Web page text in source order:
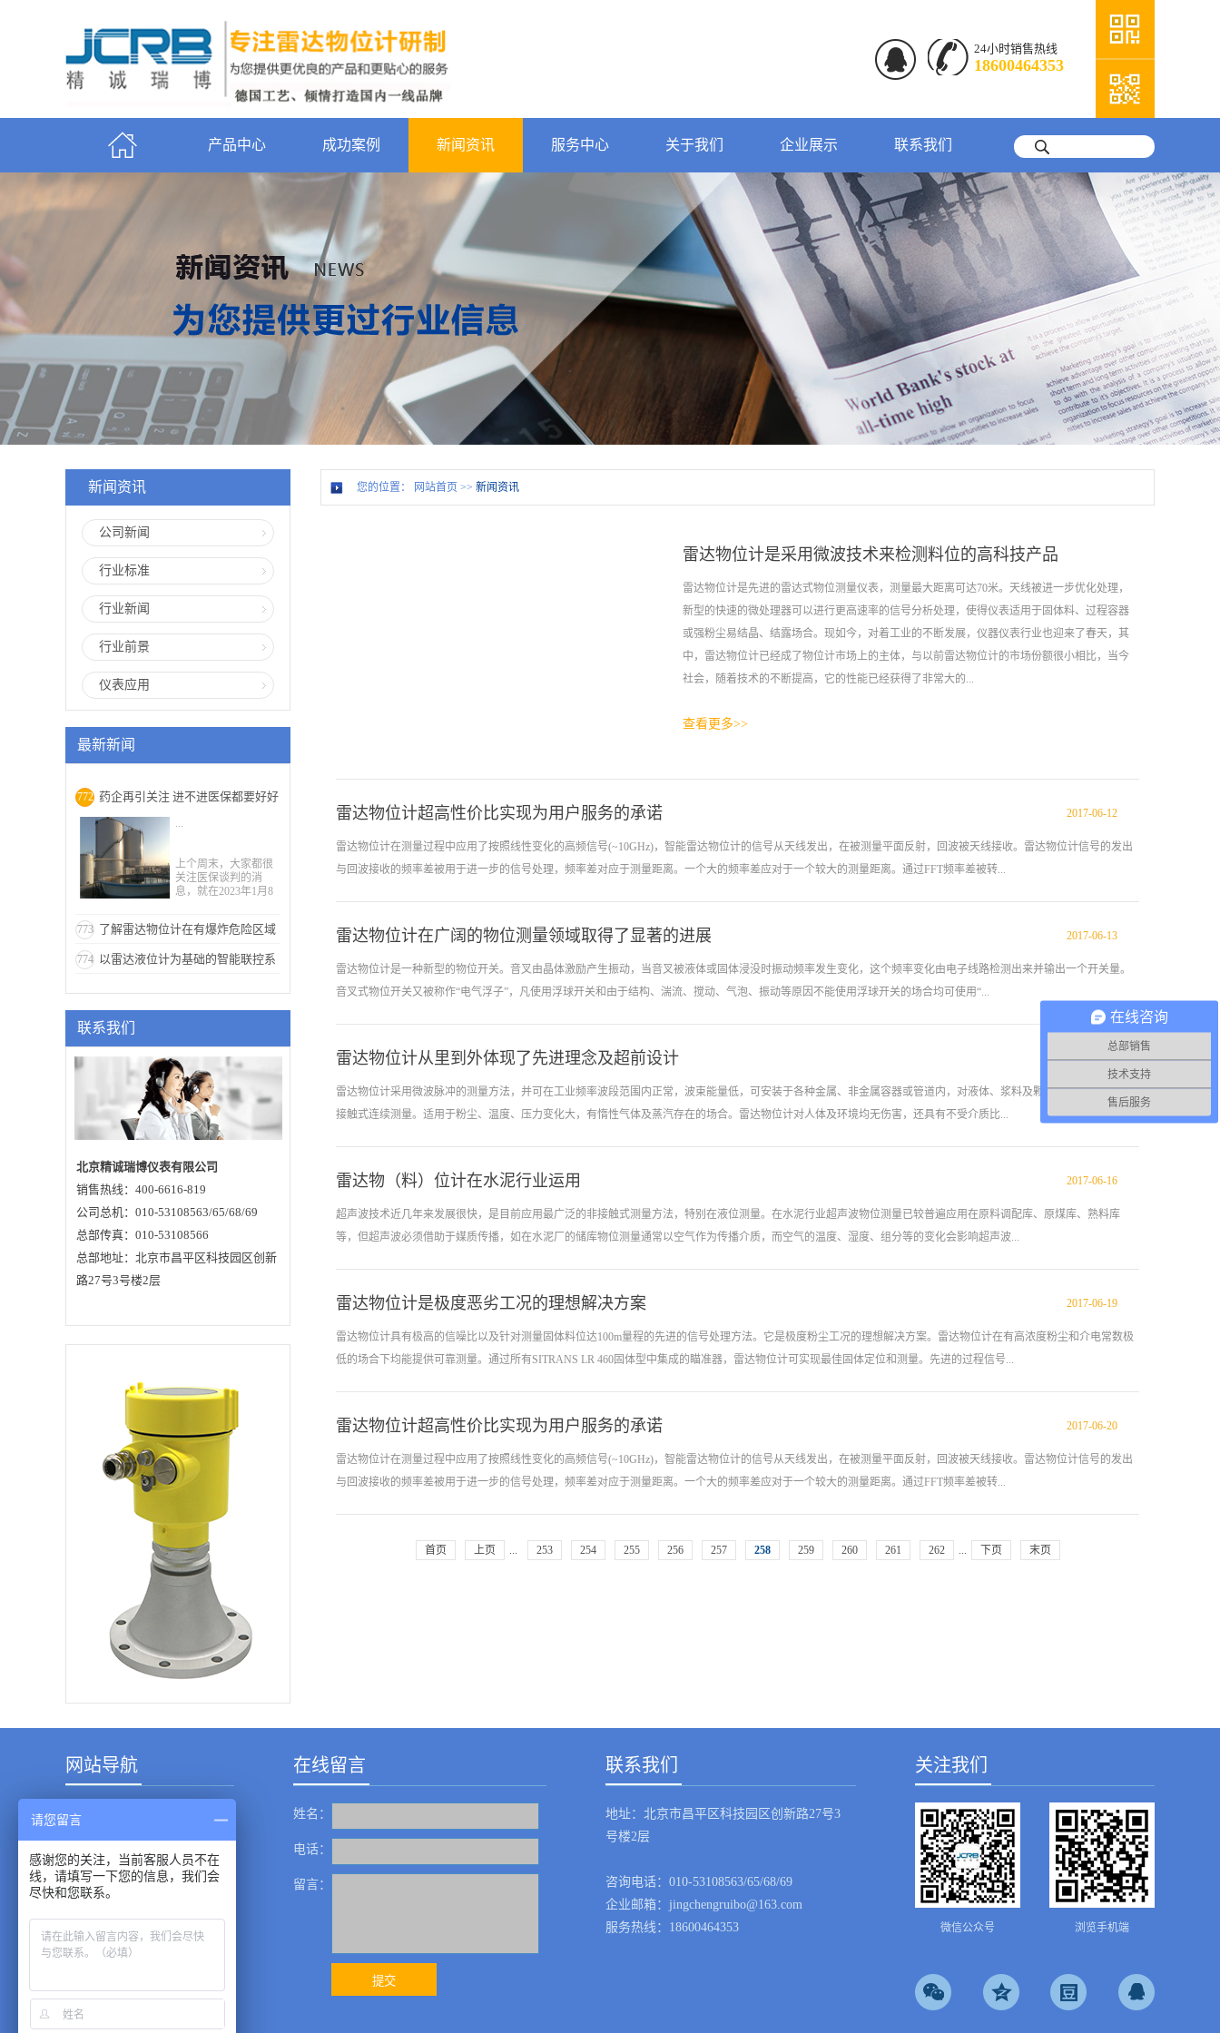
24小时销售热线
18600464353
产品中心 成功案例 新闻资讯 服务中心 关于我们 企业展示 联系我们
新闻资讯
公司新闻
行业标准
行业新闻
行业前景
仪表应用
最新新闻
772 药企再引关注 进不进医保都要好好
干环保 ...
上个周末，大家都很
关注医保谈判的消
息，就在2023年1月8
肺排毒颗粒谈判成
市场期待的新冠口服
来看，还是个好消
备受关注，站在强聚
光灯下的环保企业
们，几乎每一个细节
都会被放大。创新能
力，利润率，发展前
景，研发方向，产品
安全保障，产能，企
等等，当然还有药企
应该都知道，尤其是
一度成为制药企业发
展的最大拦路石。21
发展态势迅猛，利润
是最不差钱的那种。
近年来，我国抢抓环
标提出以来，更是在
全力压榨国内工业生
产的“清洁转型”潜
力，制药工业重要构
成部分——化学原料
药更是被打了“重点”
标的，可以说全产业
承压。过不了环保这
是空谈。来自中国药
品风险预警平台提供
的数据，2013年起，
制药企业被环保部门
行政处罚的次数飙
升，2017年基本达到
了峰值，然后有了下
降趋势，但截至2021
年上半年，情势仍没
有根本好转。在这之
中，全国原料药和制
773 了解雷达物位计在有爆炸危险区域
中的安装和接线要点
774 以雷达液位计为基础的智能联控系
联系我们
北京精诚瑞博仪表有限公司
销售热线：400-6616-819
公司总机：010-53108563/65/68/69
总部传真：010-53108566
总部地址：北京市昌平区科技园区创新
路27号3号楼2层
您的位置： 网站首页 >> 新闻资讯
雷达物位计是采用微波技术来检测料位的高科技产品
雷达物位计是先进的雷达式物位测量仪表，测量最大距离可达70米。天线被进一步优化处理，
新型的快速的微处理器可以进行更高速率的信号分析处理，使得仪表适用于固体料、过程容器
或强粉尘易结晶、结露场合。现如今，对着工业的不断发展，仪器仪表行业也迎来了春天，其
中，雷达物位计已经成了物位计市场上的主体，与以前雷达物位计的市场份额很小相比，当今
社会，随着技术的不断提高，它的性能已经获得了非常大的...
(FFT)技术。喇叭口雷达物位计采用连续式乍动测量，能测量液体、固体(块状、粉状)料位，具
有测距远(35米)、精度高等特点。 二、雷达物位计广泛应用： 雷达物位计具有低维
护，高性能、高精度、高可靠性，使用寿命长等优点。在与电容，重锤等接触式仪表相比较，
气体、高温、高压、蒸汽、真空及高粉尘等恶劣环境的要求。雷达物位计适用于高温(350℃)、
高压、真空、蒸汽、高粉尘及挥发性气体等恶劣环境。可对不同料位进行连续测量。该仪器主
查看更多>>
雷达物位计超高性价比实现为用户服务的承诺
雷达物位计在测量过程中应用了按照线性变化的高频信号(~10GHz)，智能雷达物位计的信号从天线发出，在被测量平面反射，回波被天线接收。雷达物位计信号的发出
与回波接收的频率差被用于进一步的信号处理，频率差对应于测量距离。一个大的频率差应对于一个较大的测量距离。通过FFT频率差被转...
化为频谱差，进而换算出测量距离。物位与测量距离的差别取决于空罐的高度。即使工况比较复杂的情况下，存在虚假回波，雷达物位计用最新的微处理技术和调试软
件也可以准确的分析出物位的回波。输入天线接收反射的微波脉冲并将其传输给电子线路，微处理器对此信号进行处理，识别出微脉冲在物料表面所产生的回波。正确
的回波信号识别由智能软件完成，精度可达到毫米级。 一、雷达物位计最大亮点： 1、探头密封件选用超软异型非标金属片：许多蒸汽流量计是探头密封不
严，造成漏水而报废的，因为一般厂家都不具备高温密封测试条件。 2、专为过热蒸汽设计超高温探头，耐温达450℃：雷达物位计选用进口高温材料和巧妙结构进
行特殊工艺封装，成为国内封装技术较领先的少数厂家之一 3、探头采用四片晶体封装结构，抗震性明显增强：一般厂家只封装两片晶体，而另外两片主要是防震作
用。 4、传感器的发生体是模注而成，批量生产，成本低：不锈钢的金加工难度大，没有一定批量，成本较高，而且外观不美。 ...
2017-06-12
雷达物位计在广阔的物位测量领域取得了显著的进展
雷达物位计是一种新型的物位开关。音叉由晶体激励产生振动，当音叉被液体或固体浸没时振动频率发生变化，这个频率变化由电子线路检测出来并输出一个开关量。
音叉式物位开关又被称作“电气浮子”，凡使用浮球开关和由于结构、湍流、搅动、气泡、振动等原因不能使用浮球开关的场合均可使用“...
电气浮子”。由于该物位开关无活动部件，因此雷达物位计无需维护和调整，是浮球开关的升级换代产品。 雷达物位计与很多传统的测量仪器仪表有着明显的区别，
其中雷达测量装置是具有非常高的精度，雷达物位计是可以适应各种非常恶劣的环境进行精确的测量工作，在测量的时候是不会依赖过度的密度，压力和温度等各种环
境的影响。正是因为如此，越来越多的制造商利用雷达物位计的这些优点给用户制造出了更为优质的产品。 随着雷达物位计的技术开始进入到发展成熟的程度，开
同时也是标识着雷达物位的装置已经是在更为广阔的物位测量领域中是取得了显著的进展。 在ARC的研究报告中可知，接触式和非接触式的物位测量装置大致是分
为大类，高端产品，中端产品和低端产品。总的来说，雷达测量装置在市场中是非常有远景的一种测量仪器，但是多多少少都会受到传统的测量装置的挑战，根据供应
2017-06-13
雷达物位计从里到外体现了先进理念及超前设计
雷达物位计采用微波脉冲的测量方法，并可在工业频率波段范围内正常，波束能量低，可安装于各种金属、非金属容器或管道内，对液体、浆料及颗粒料的物位进行非
接触式连续测量。适用于粉尘、温度、压力变化大，有惰性气体及蒸汽存在的场合。雷达物位计对人体及环境均无伤害，还具有不受介质比...
重的影响，不受介电常数变化的影响，不需要现场校调等优点，不论是对工业需要，还是对顾客经济实惠的考虑，都是不错的选择。 一、雷达物位计的工作原
理： 微波物位计工作方式类似雷达：向被测目标发射微波，由目标反射的回波返回发射器被接收，与发射波进行比较，确定目标存在并计算出发射器到目标的距
离。调频连续波雷达物位计在测量过程中应用了按照线性变化的高频信号，雷达物位计的信号从天线发出，在被测量平面反射，回波被天线接收。雷达物位计信号的发
量距离。物位与测量距离的差别取决于空罐的高度。 发射能量很低的极短的微波脉冲通过天线系统发射并接收。雷达波以光速运行。运行时间可以通过电子部件被
转换成物位信号。一种特殊的时间延伸方法可以确保极短时间内稳定和精确的测量。即使工况比较复杂的情况下，存在虚假回波，用最新的微处理技术和调试软件也可
2017-06-19
雷达物（料）位计在水泥行业运用
超声波技术近几年来发展很快，是目前应用最广泛的非接触式测量方法，特别在液位测量。在水泥行业超声波物位测量已较普遍应用在原料调配库、原煤库、熟料库
等，但超声波必须借助于媒质传播，如在水泥厂的储库物位测量通常以空气作为传播介质，而空气的温度、湿度、组分等的变化会影响超声波...
传播速度，空气中的粉尘也将衰减超声波的传播信号；当前超声波物位测量仅用于测量块料或颗粒状的物料，对粉仓料位的测量，由于粉仓料位表面在下料时非常疏
松，对超声波信号有较强的衰减，故至今还没有测粉仓料位成功的先例。 物位是水泥工业生产过程的主要测量参数之一，和其他行业不同，在水泥工业中主要是固体
物料的物位测量，液位测量则很少。固体物料种类繁多，有块料、颗粒状、粉料，这些物料的介电常数、容重、温度、水分含量也各不相同。接触式测量是过去测量物
埋锤；音叉的堵料等，且日常的维护量很大。到20世纪90年代，水泥工业开始采用非接触的物位测量，较早成熟的非接触的测量技术有超声波技术和核辐射技术（γ射
线），核辐射技术因有放射源，在应用上受到限制。
2017-06-16
雷达物位计是极度恶劣工况的理想解决方案
雷达物位计具有极高的信噪比以及针对测量固体料位达100m量程的先进的信号处理方法。它是极度粉尘工况的理想解决方案。雷达物位计在有高浓度粉尘和介电常数极
低的场合下均能提供可靠测量。通过所有SITRANS LR 460固体型中集成的瞄准器，雷达物位计可实现最佳固体定位和测量。先进的过程信号...
处理可以适用于简单以及复杂的固体测量应用。雷达物位计的特点为坚固型外壳、法兰与喇叭元件。它不受容器中的大气或温度条件的影响。另外有吹扫装置应用于极
度的粘性固体使用本安型红外手操器，现场编程安全简便。雷达物位计能用于简单的远地编程。雷达物位计的发射频率和高信/噪比使其即使在测量低介电常数时，仍有
很好的反射信号。 一、雷达物位计最大亮点： 1、雷达物位计探头密封件选用超软异型非标金属片：许多蒸汽流量计是探头密封不严，造成漏水而报废的，因
领先的少数厂家之一 3、探头采用四片晶体封装结构，抗震性明显增强：一般厂家只封装两片晶体，而另外两片主要是防震作用。 4、传感器的发生体是模注而
成，批量生产，成本低：不锈钢的金加工难度大，雷达物位计没有一定批量，成本较高，而且外观不美。 5、蒸汽...
2017-06-19
雷达物位计超高性价比实现为用户服务的承诺
雷达物位计在测量过程中应用了按照线性变化的高频信号(~10GHz)，智能雷达物位计的信号从天线发出，在被测量平面反射，回波被天线接收。雷达物位计信号的发出
与回波接收的频率差被用于进一步的信号处理，频率差对应于测量距离。一个大的频率差应对于一个较大的测量距离。通过FFT频率差被转...
化为频谱差，进而换算出测量距离。物位与测量距离的差别取决于空罐的高度。即使工况比较复杂的情况下，存在虚假回波，雷达物位计用最新的微处理技术和调试软
2017-06-20
首页 上页 ... 253 254 255 256 257 258 259 260 261 262 ... 下页 末页
网站导航
产品中心
新闻资讯
关于我们
联系我们
在线留言
姓名：
电话：
留言：
联系我们
地址：北京市昌平区科技园区创新路27号3
号楼2层
咨询电话：010-53108563/65/68/69
企业邮箱：jingchengruibo@163.com
服务热线：18600464353
关注我们
微信公众号 浏览手机端
在线咨询
总部销售
技术支持
售后服务
请您留言
感谢您的关注，当前客服人员不在
线，请填写一下您的信息，我们会
尽快和您联系。